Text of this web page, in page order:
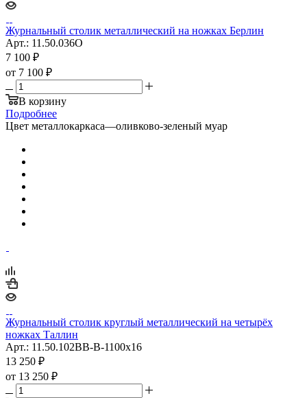
Журнальный столик металлический на ножках Берлин
Арт.: 11.50.036O
7 100 ₽
от 7 100 ₽
В корзину
Подробнее
Цвет металлокаркаса—оливково-зеленый муар
Журнальный столик круглый металлический на четырёх
ножках Таллин
Арт.: 11.50.102BB-B-1100x16
13 250 ₽
от 13 250 ₽